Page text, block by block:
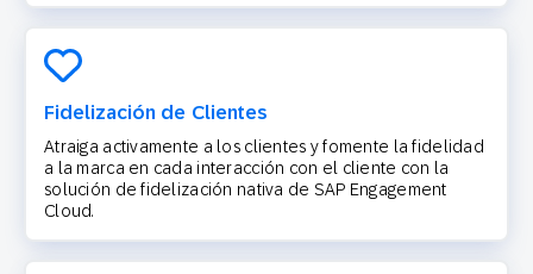
Fidelización de Clientes
Atraiga activamente a los clientes y fomente la fidelidad
a la marca en cada interacción con el cliente con la
solución de fidelización nativa de SAP Engagement
Cloud.